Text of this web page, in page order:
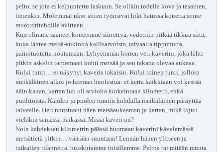
pelto, se jota ei kelpuutettu laskuun. Se olikin todella kova ja tasainen,
tietenkin. Molemmat ukot sitten työnsivät hiki hatussa konetta sinne
moottoritehoilla avittaen.
Kun olimme saaneet koneemme siirrettyä, vedettiin pitkää tikkua siitä,
kuka lähtee metsä-aukiolta kallisarvoista, taivaalta tippunutta,
painotuotetta noutamaan. Lyhyemmän korren veti kaverini, joka lähti
pitkin askelin tarpomaan kohti metsää ja sen takana olevaa aukeaa.
Kului tunti… ei näkynyt kaveria takaisin. Kului toinen tunti, jolloin
meikäläinen alkoi jo hieman huolestua: ei kerta kaikkiaan voi kestää
näin kauan, kartan luo oli arviolta korkeintaan kilometri, ehkä
puolitoista. Kahden ja puolen tunnin kohdalla meikäläinen päräyttää
taivaalle. Heti noustuani näen metsäaukeaman ja kartan, mikä lojuu
vieläkin samassa paikassa. Missä kaveri on?
Noin kahdeksan kilometrin päässä huomaan kaverini kävelemässä
metsätietä pitkin… väärään suuntaan! Lennän hänen ylitseen ja
tutkailen tilannetta, huiskutamme toisillemme. Peltoa tai mitään muuta